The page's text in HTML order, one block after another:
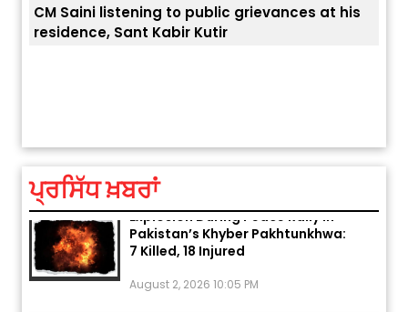
CM Saini listening to public grievances at his
residence, Sant Kabir Kutir
ਪ੍ਰਸਿੱਧ ਖ਼ਬਰਾਂ
August 5, 2026 6:23 AM
Explosion During Peace Rally in
Pakistan’s Khyber Pakhtunkhwa:
7 Killed, 18 Injured